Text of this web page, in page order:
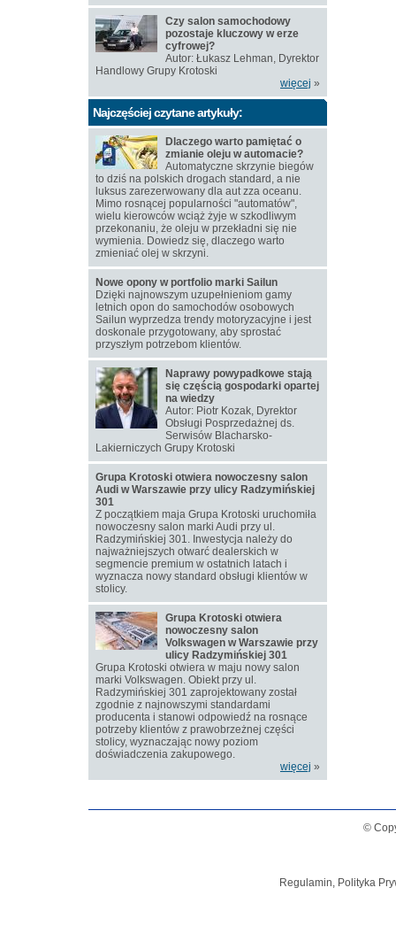
Czy salon samochodowy
pozostaje kluczowy w erze
cyfrowej?
Autor: Łukasz Lehman, Dyrektor
Handlowy Grupy Krotoski
więcej »
Najczęściej czytane artykuły:
Dlaczego warto pamiętać o
zmianie oleju w automacie?
Automatyczne skrzynie biegów
to dziś na polskich drogach standard, a nie
luksus zarezerwowany dla aut zza oceanu.
Mimo rosnącej popularności "automatów",
wielu kierowców wciąż żyje w szkodliwym
przekonaniu, że oleju w przekładni się nie
wymienia. Dowiedz się, dlaczego warto
zmieniać olej w skrzyni.
Nowe opony w portfolio marki Sailun
Dzięki najnowszym uzupełnieniom gamy
letnich opon do samochodów osobowych
Sailun wyprzedza trendy motoryzacyjne i jest
doskonale przygotowany, aby sprostać
przyszłym potrzebom klientów.
Naprawy powypadkowe stają
się częścią gospodarki opartej
na wiedzy
Autor: Piotr Kozak, Dyrektor
Obsługi Posprzedażnej ds.
Serwisów Blacharsko-
Lakierniczych Grupy Krotoski
Grupa Krotoski otwiera nowoczesny salon
Audi w Warszawie przy ulicy Radzymińskiej
301
Z początkiem maja Grupa Krotoski uruchomiła
nowoczesny salon marki Audi przy ul.
Radzymińskiej 301. Inwestycja należy do
najważniejszych otwarć dealerskich w
segmencie premium w ostatnich latach i
wyznacza nowy standard obsługi klientów w
stolicy.
Grupa Krotoski otwiera
nowoczesny salon
Volkswagen w Warszawie przy
ulicy Radzymińskiej 301
Grupa Krotoski otwiera w maju nowy salon
marki Volkswagen. Obiekt przy ul.
Radzymińskiej 301 zaprojektowany został
zgodnie z najnowszymi standardami
producenta i stanowi odpowiedź na rosnące
potrzeby klientów z prawobrzeżnej części
stolicy, wyznaczając nowy poziom
doświadczenia zakupowego.
więcej »
©
Regulamin, Polityka